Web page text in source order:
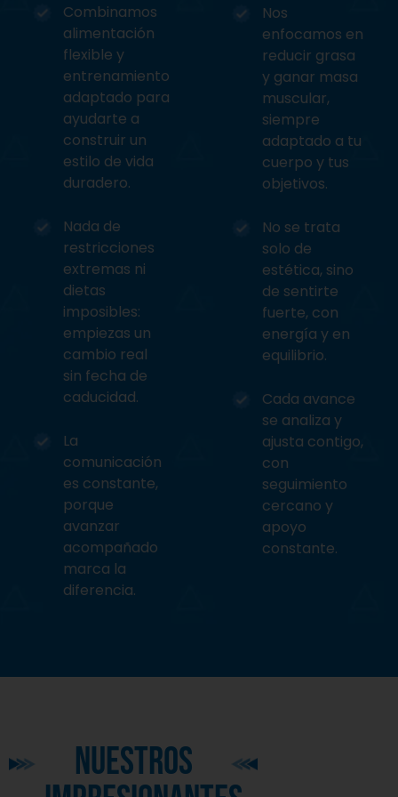
Combinamos
alimentación
flexible y
entrenamiento
adaptado para
ayudarte a
construir un
estilo de vida
duradero.
Nada de
restricciones
extremas ni
dietas
imposibles:
empiezas un
cambio real
sin fecha de
caducidad.
La
comunicación
es constante,
porque
avanzar
acompañado
marca la
diferencia.
Nos
enfocamos en
reducir grasa
y ganar masa
muscular,
siempre
adaptado a tu
cuerpo y tus
objetivos.
No se trata
solo de
estética, sino
de sentirte
fuerte, con
energía y en
equilibrio.
Cada avance
se analiza y
ajusta contigo,
con
seguimiento
cercano y
apoyo
constante.
nuestros